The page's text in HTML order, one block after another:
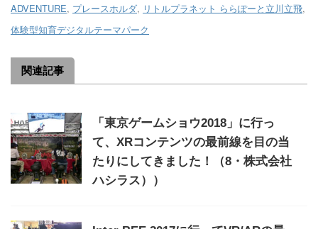
ADVENTURE, プレースホルダ, リトルプラネット ららぽーと立川立飛,
体験型知育デジタルテーマパーク
関連記事
「東京ゲームショウ2018」に行っ
て、XRコンテンツの最前線を目の当
たりにしてきました！（8・株式会社
ハシラス））